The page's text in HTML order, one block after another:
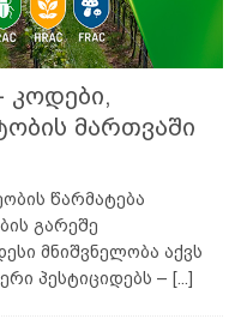
კოდები,
მართვაში
წარმატება
გარეშე
მნიშვნელობა აქვს
პესტიციდებს – [...]